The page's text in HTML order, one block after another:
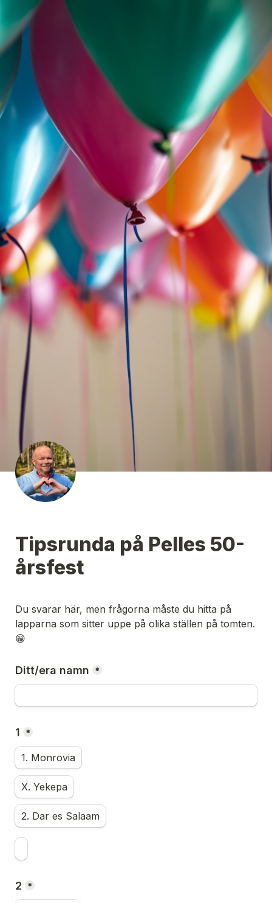
Tipsrunda på Pelles 50-
årsfest
Du svarar här, men frågorna måste du hitta på
lapparna som sitter uppe på olika ställen på tomten.
😁
Ditt/era namn *
1 *
1. Monrovia
X. Yekepa
2. Dar es Salaam
2 *